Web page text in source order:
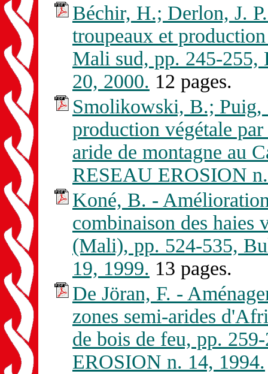
Béchir, H.; Derlon, J.
troupeaux et
Mali sud, pp. 245-
20, 2000. 12 pages.
Smolikowski, B.;
production végétale
aride de montagne au
RESEAU EROSION
Koné, B. -
combinaison des haies
(Mali), pp. 524-535,
19, 1999. 13 pages.
De Jöran, F. -
zones semi-arides
de bois de feu, pp.
EROSION n. 14, 1994.